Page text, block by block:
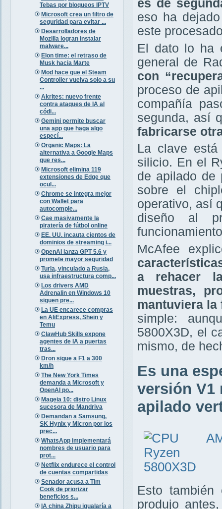
Tebas por bloqueos IPTV
Microsoft crea un filtro de
seguridad para evitar ...
Desarrolladores de
Mozilla logran instalar
malware...
Elon time: el retraso de
Musk hacia Marte
Mod hace que el Steam
Controller vuelva solo a su
...
Akrites: nuevo frente
contra ataques de IA al
códi...
Gemini permite buscar
una app que haga algo
especí...
Organic Maps: La
alternativa a Google Maps
que res...
Microsoft elimina 119
extensiones de Edge que
ocul...
Chrome se integra mejor
con Wallet para
autocomple...
Cae masivamente la
piratería de fútbol online
EE. UU. incauta cientos de
dominios de streaming i...
OpenAI lanza GPT 5.6 y
promete mayor seguridad
Turla, vinculado a Rusia,
usa infraestructura comp...
Los drivers AMD
Adrenalin en Windows 10
siguen pre...
La UE encarece compras
en AliExpress, Shein y
Temu
ClawHub Skills expone
agentes de IA a puertas
tras...
Dron sigue a F1 a 300
km/h
The New York Times
demanda a Microsoft y
OpenAI po...
Mageia 10: distro Linux
sucesora de Mandriva
Demandan a Samsung,
SK Hynix y Micron por los
prec...
WhatsApp implementará
nombres de usuario para
prot...
Netflix endurece el control
de cuentas compartidas
Senador acusa a Tim
Cook de priorizar
beneficios s...
IA china Zhipu igualaría a
es de
eso ha
este
El dato lo ha
general de
con
proceso de
compañía
segunda, así
fabricarse
La clave
silicio. En el
de apilado de
sobre el
operativo, así
diseño al
McAfee
a rehacer
muestras,
mantuviera la
simple:
5800X3D, el
mismo, de
Es una
versión V1
apilado
Esto
produjo